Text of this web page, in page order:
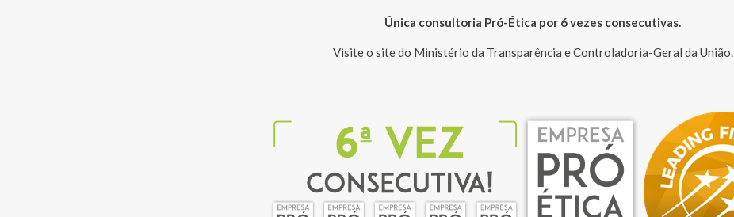
Única consultoria Pró-Ética por 6 vezes consecutivas.
Visite o site do Ministério da Transparência e Controladoria-Geral da União.